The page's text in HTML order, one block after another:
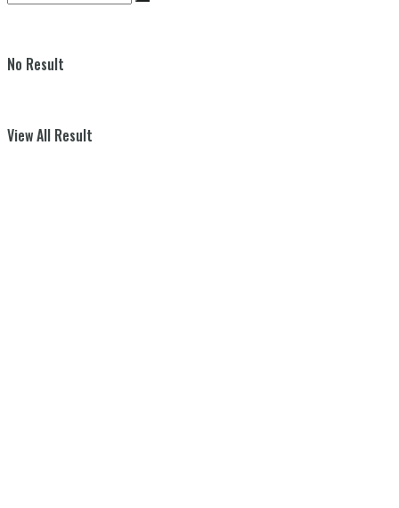
No Result
View All Result